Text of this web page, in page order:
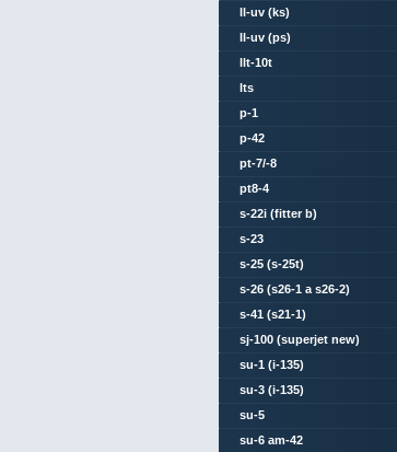
ll-uv (ks)
ll-uv (ps)
llt-10t
lts
p-1
p-42
pt-7/-8
pt8-4
s-22i (fitter b)
s-23
s-25 (s-25t)
s-26 (s26-1 a s26-2)
s-41 (s21-1)
sj-100 (superjet new)
su-1 (i-135)
su-3 (i-135)
su-5
su-6 am-42